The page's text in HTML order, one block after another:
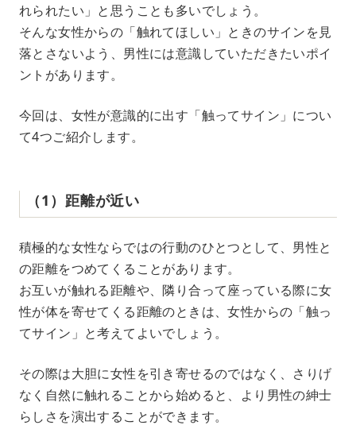
れられたい」と思うことも多いでしょう。
そんな女性からの「触れてほしい」ときのサインを見
落とさないよう、男性には意識していただきたいポイ
ントがあります。
今回は、女性が意識的に出す「触ってサイン」につい
て4つご紹介します。
（1）距離が近い
積極的な女性ならではの行動のひとつとして、男性と
の距離をつめてくることがあります。
お互いが触れる距離や、隣り合って座っている際に女
性が体を寄せてくる距離のときは、女性からの「触っ
てサイン」と考えてよいでしょう。
その際は大胆に女性を引き寄せるのではなく、さりげ
なく自然に触れることから始めると、より男性の紳士
らしさを演出することができます。